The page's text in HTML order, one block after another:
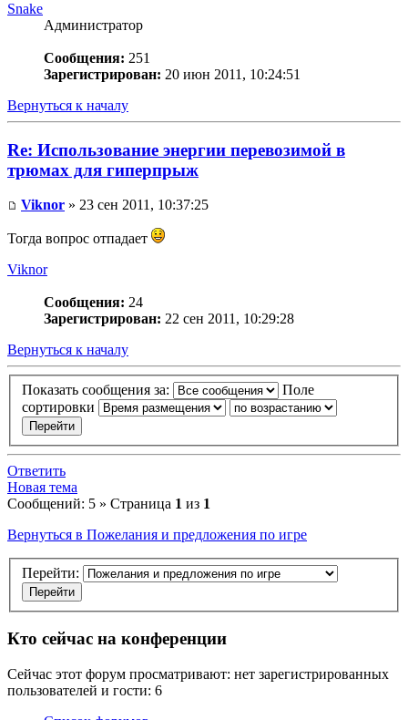
Snake
Администратор
Сообщения: 251
Зарегистрирован: 20 июн 2011, 10:24:51
Вернуться к началу
Re: Использование энергии перевозимой в
трюмах для гиперпрыж
Viknor » 23 сен 2011, 10:37:25
Тогда вопрос отпадает
Viknor
Сообщения: 24
Зарегистрирован: 22 сен 2011, 10:29:28
Вернуться к началу
Показать сообщения за:
Поле
сортировки
Ответить
Новая тема
Сообщений: 5 » Страница 1 из 1
Вернуться в Пожелания и предложения по игре
Перейти:
Кто сейчас на конференции
Сейчас этот форум просматривают: нет зарегистрированных
пользователей и гости: 6